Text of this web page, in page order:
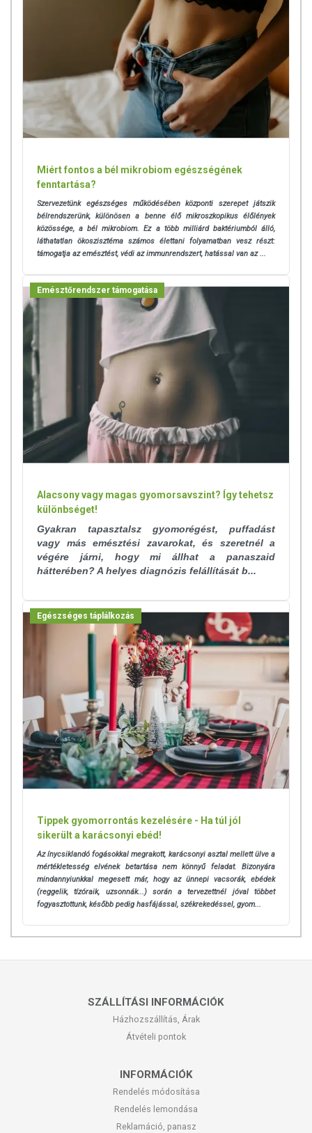
Tindalizált hasznos baktériumtörzsek [Lactobacillus bulgaricus,
Lacto- bacillus acidophilus, Lactobacillus rhamnosus,
Bifidobacterium breve, Streptococcus thermophilus,
Lactobacillus casei, Bifidobacterium longum]: 15,5 x 108
sejtszám.
NRV: napi beviteli referenciaérték felnőttek számára.
TOVÁBBI TUDNIVALÓK
Minőségét megőrzi: Lásd a csomagoláson feltüntetett időpontot.
Tárolás: Száraz, hűvös, fényvédett helyen, gyermekektől elzárva.
Forgalmazza: Oriental Herbs Kft.
hogy naprakészek legyenek. Szeretnénk felhívni azonban a figyelmet,
hogy ennek ellenére a webshopon szereplő adatok (beleértve a
termékfotókat, tápérték-, összetétel-, és allergén információkat is) csak
tájékoztató jellegűek, a tényleges értékek eltérhetnek. A friss, aktuális
információkat a termékek csomagolásán találják meg.
Az étrend-kiegészítők az érvényben levő európai uniós szabályozás
szerint élelmiszereknek minősülnek, amelyek a hagyományos étrend
kiegészítését szolgálják, és koncentrált formában tartalmaznak
tápanyagokat. Bár az étrend-kiegészítők kedvező élettani
hatással rendelkezhetnek, amely egyénenként eltérő lehet, jelölésük,
megjelenítésük, és reklámozásuk során nem engedélyezett a
hatást tulajdonítani.
egészséges életmódot! A termék nem gyógyít betegségeket! A termék
nem az orvosi kezelés helyettesítésére alkalmas! Betegség esetén
használatát beszélje meg kezelőorvosával. Az ajánlott napi
fogyasztási mennyiséget ne lépje túl! Ne szedje a készítményt, ha az
elzárva tartandó!
Miért fontos a bél mikrobiom egészségének
fenntartása?
Szervezetünk egészséges működésében központi szerepet játszik
bélrendszerünk, különösen a benne élő mikroszkopikus élőlények
közössége, a bél mikrobiom. Ez a több milliárd baktériumból álló,
láthatatlan ökoszisztéma számos élettani folyamatban vesz részt:
támogatja az emésztést, védi az immunrendszert, hatással van az ...
Emésztőrendszer támogatása
Alacsony vagy magas gyomorsavszint? Így tehetsz
különbséget!
Gyakran tapasztalsz gyomorégést, puffadást
vagy más emésztési zavarokat, és szeretnél a
végére járni, hogy mi állhat a panaszaid
hátterében? A helyes diagnózis felállítását b...
Egészséges táplálkozás
Tippek gyomorrontás kezelésére - Ha túl jól
sikerült a karácsonyi ebéd!
Az ínycsiklandó fogásokkal megrakott, karácsonyi asztal mellett ülve a
mértékletesség elvének betartása nem könnyű feladat. Bizonyára
mindannyiunkkal megesett már, hogy az ünnepi vacsorák, ebédek
(reggelik, tízóraik, uzsonnák...) során a tervezettnél jóval többet
fogyasztottunk, később pedig hasfájással, székrekedéssel, gyom...
SZÁLLÍTÁSI INFORMÁCIÓK
Házhozszállítás, Árak
Átvételi pontok
INFORMÁCIÓK
Rendelés módosítása
Rendelés lemondása
Reklamáció, panasz